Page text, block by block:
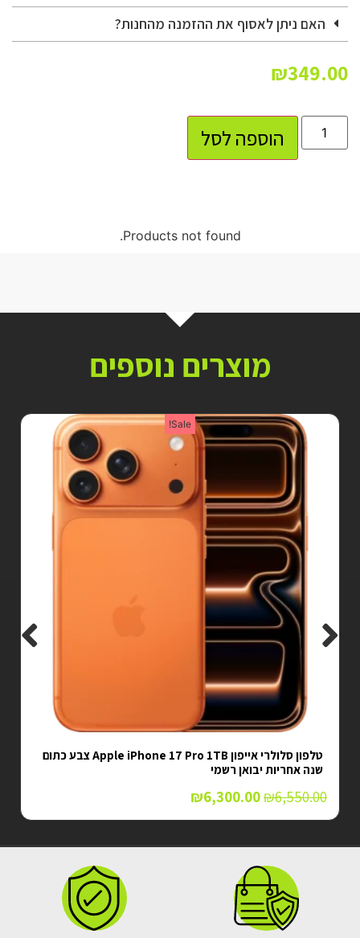
האם ניתן לאסוף את ההזמנה מהחנות?
₪349.00
הוספה לסל
Products not found.
מוצרים נוספים
Sale!
טלפון סלולרי אייפון Apple iPhone 17 Pro 1TB צבע כתום
שנה אחריות יבואן רשמי
₪6,550.00
₪6,300.00